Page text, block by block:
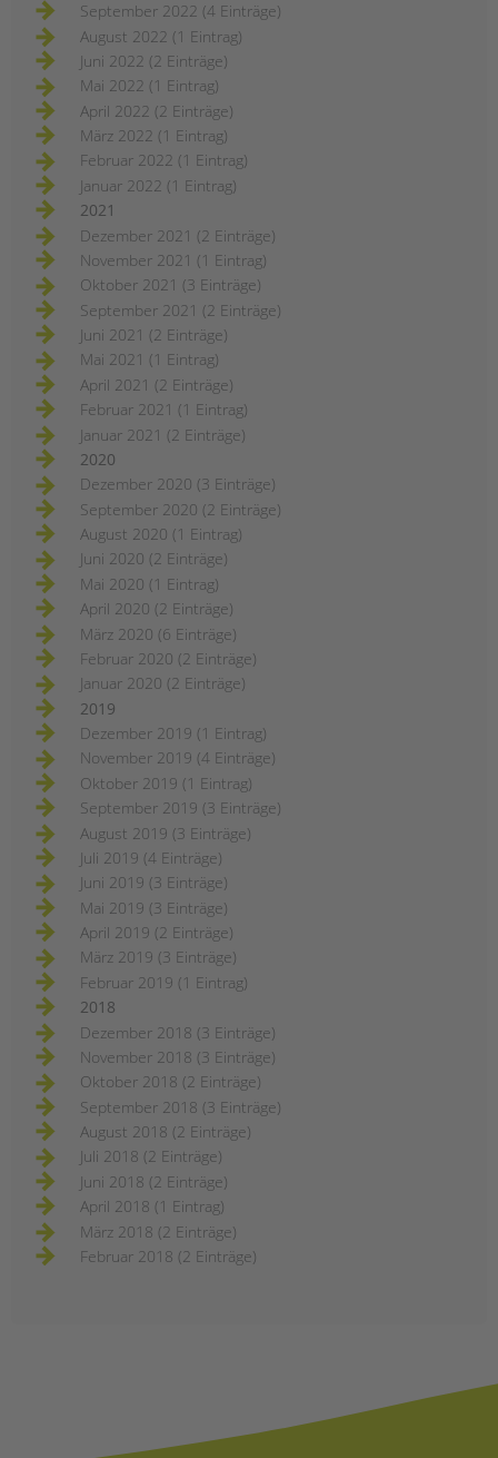
September 2022 (4 Einträge)
August 2022 (1 Eintrag)
Juni 2022 (2 Einträge)
Mai 2022 (1 Eintrag)
April 2022 (2 Einträge)
März 2022 (1 Eintrag)
Februar 2022 (1 Eintrag)
Januar 2022 (1 Eintrag)
2021
Dezember 2021 (2 Einträge)
November 2021 (1 Eintrag)
Oktober 2021 (3 Einträge)
September 2021 (2 Einträge)
Juni 2021 (2 Einträge)
Mai 2021 (1 Eintrag)
April 2021 (2 Einträge)
Februar 2021 (1 Eintrag)
Januar 2021 (2 Einträge)
2020
Dezember 2020 (3 Einträge)
September 2020 (2 Einträge)
August 2020 (1 Eintrag)
Juni 2020 (2 Einträge)
Mai 2020 (1 Eintrag)
April 2020 (2 Einträge)
März 2020 (6 Einträge)
Februar 2020 (2 Einträge)
Januar 2020 (2 Einträge)
2019
Dezember 2019 (1 Eintrag)
November 2019 (4 Einträge)
Oktober 2019 (1 Eintrag)
September 2019 (3 Einträge)
August 2019 (3 Einträge)
Juli 2019 (4 Einträge)
Juni 2019 (3 Einträge)
Mai 2019 (3 Einträge)
April 2019 (2 Einträge)
März 2019 (3 Einträge)
Februar 2019 (1 Eintrag)
2018
Dezember 2018 (3 Einträge)
November 2018 (3 Einträge)
Oktober 2018 (2 Einträge)
September 2018 (3 Einträge)
August 2018 (2 Einträge)
Juli 2018 (2 Einträge)
Juni 2018 (2 Einträge)
April 2018 (1 Eintrag)
März 2018 (2 Einträge)
Februar 2018 (2 Einträge)